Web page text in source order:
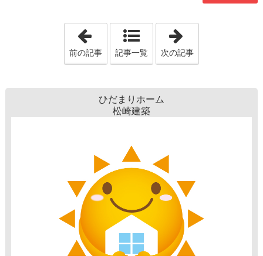
「ホーローキッチン！」
前の記事 記事一覧 次の記事
ひだまりホーム
松崎建築